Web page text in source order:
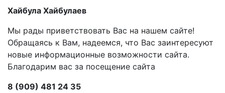
Хайбула Хайбулаев
Мы рады приветствовать Вас на нашем сайте!
Обращаясь к Вам, надеемся, что Вас заинтересуют
новые информационные возможности сайта.
Благодарим вас за посещение сайта
8 (909) 481 24 35